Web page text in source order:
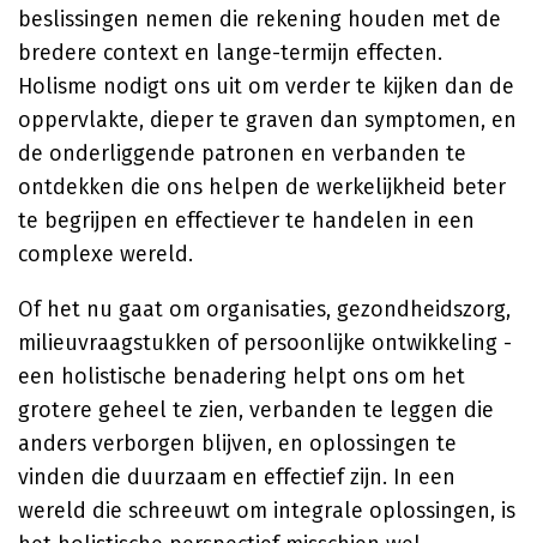
beslissingen nemen die rekening houden met de
bredere context en lange-termijn effecten.
Holisme nodigt ons uit om verder te kijken dan de
oppervlakte, dieper te graven dan symptomen, en
de onderliggende patronen en verbanden te
ontdekken die ons helpen de werkelijkheid beter
te begrijpen en effectiever te handelen in een
complexe wereld.
Of het nu gaat om organisaties, gezondheidszorg,
milieuvraagstukken of persoonlijke ontwikkeling -
een holistische benadering helpt ons om het
grotere geheel te zien, verbanden te leggen die
anders verborgen blijven, en oplossingen te
vinden die duurzaam en effectief zijn. In een
wereld die schreeuwt om integrale oplossingen, is